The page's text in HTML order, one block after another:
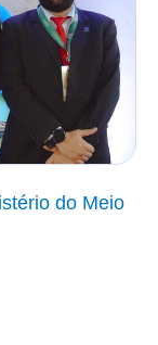
do Meio